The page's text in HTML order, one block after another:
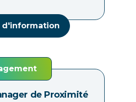
d'information
de Proximité